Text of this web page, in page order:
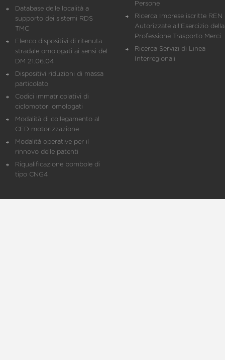
Database delle località a
supporto dei sistemi RDS
TMC
Elenco dispositivi di ritenuta
stradale omologati ai sensi del
DM 21.06.04
Dispositivi riduzioni di massa
particolato
Codici immatricolativi di
ciclomotori omologati
Modalità di collegamento al
CED motorizzazione
Modalità operative per il
rinnovo delle patenti
Riqualificazione bombole di
tipo CNG4
Persone
Ricerca Imprese iscritte REN
Autorizzate all'Esercizio della
Professione Trasporto Merci
Ricerca Servizi di Linea
Interregionali